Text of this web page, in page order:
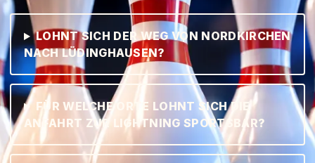
LOHNT SICH DER WEG VON NORDKIRCHEN
NACH LÜDINGHAUSEN?
FÜR WELCHE ORTE LOHNT SICH DIE
ANFAHRT ZUR LIGHTNING SPORTSBAR?